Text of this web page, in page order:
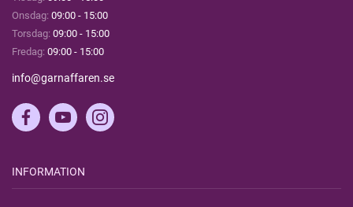
Onsdag: 09:00 - 15:00
Torsdag: 09:00 - 15:00
Fredag: 09:00 - 15:00
info@garnaffaren.se
INFORMATION